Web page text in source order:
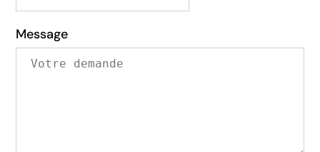
Message